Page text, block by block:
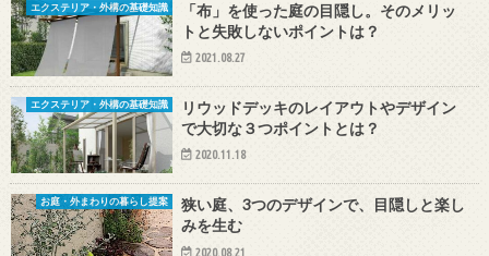
エクステリア・外構の基礎知識
「布」を使った庭の目隠し。そのメリッ
トと失敗しないポイントは？
2021.08.27
エクステリア・外構の基礎知識
リウッドデッキのレイアウトやデザイン
で大切な３つポイントとは？
2020.11.18
お庭・外まわりの暮らし提案
狭い庭、3つのデザインで、目隠しと楽し
みを生む
2020.08.21